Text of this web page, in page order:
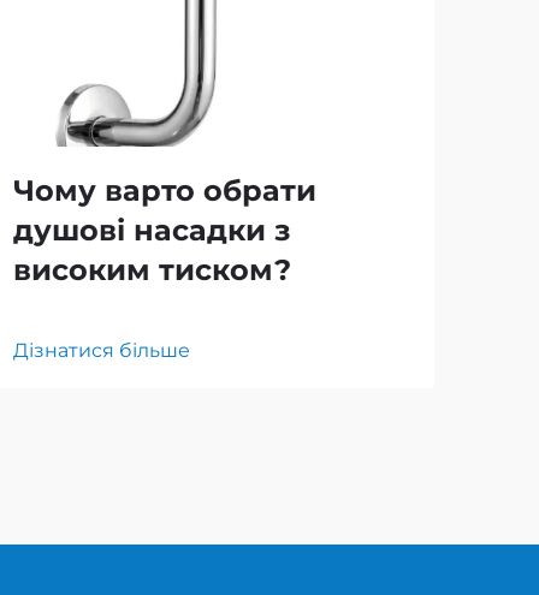
Чому варто обрати
душові насадки з
високим тиском?
Дізнатися більше